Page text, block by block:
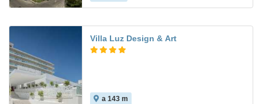
Villa Luz Design & Art
a 143 m